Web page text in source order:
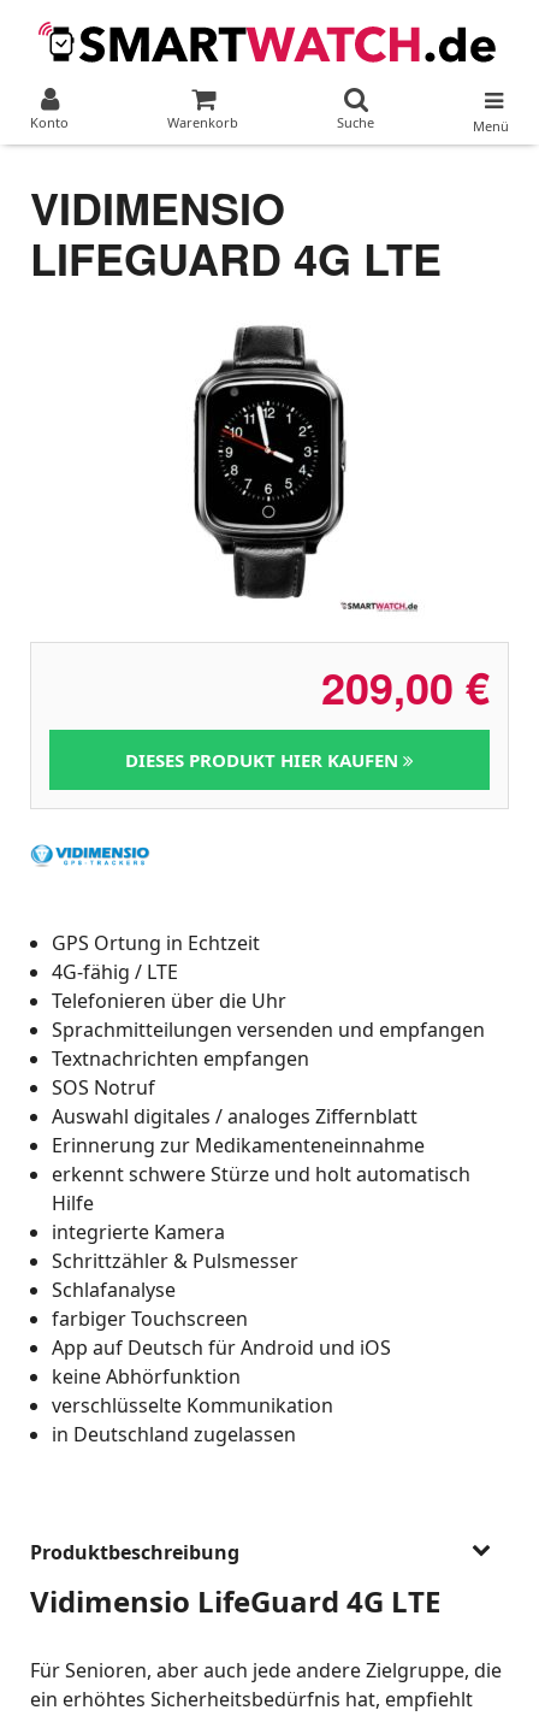
Konto Warenkorb Suche Menü
VIDIMENSIO
LIFEGUARD 4G LTE
209,00 €
DIESES PRODUKT HIER KAUFEN
GPS Ortung in Echtzeit
4G-fähig / LTE
Telefonieren über die Uhr
Sprachmitteilungen versenden und empfangen
Textnachrichten empfangen
SOS Notruf
Auswahl digitales / analoges Ziffernblatt
Erinnerung zur Medikamenteneinnahme
erkennt schwere Stürze und holt automatisch
Hilfe
integrierte Kamera
Schrittzähler & Pulsmesser
Schlafanalyse
farbiger Touchscreen
App auf Deutsch für Android und iOS
keine Abhörfunktion
verschlüsselte Kommunikation
in Deutschland zugelassen
Produktbeschreibung
Vidimensio LifeGuard 4G LTE
Für Senioren, aber auch jede andere Zielgruppe, die
ein erhöhtes Sicherheitsbedürfnis hat, empfiehlt